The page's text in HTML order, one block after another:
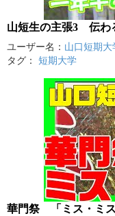
山短生の主張3 伝わ
ユーザー名： 山口短期大
タグ： 短期大学
華門祭 「ミス・ミ